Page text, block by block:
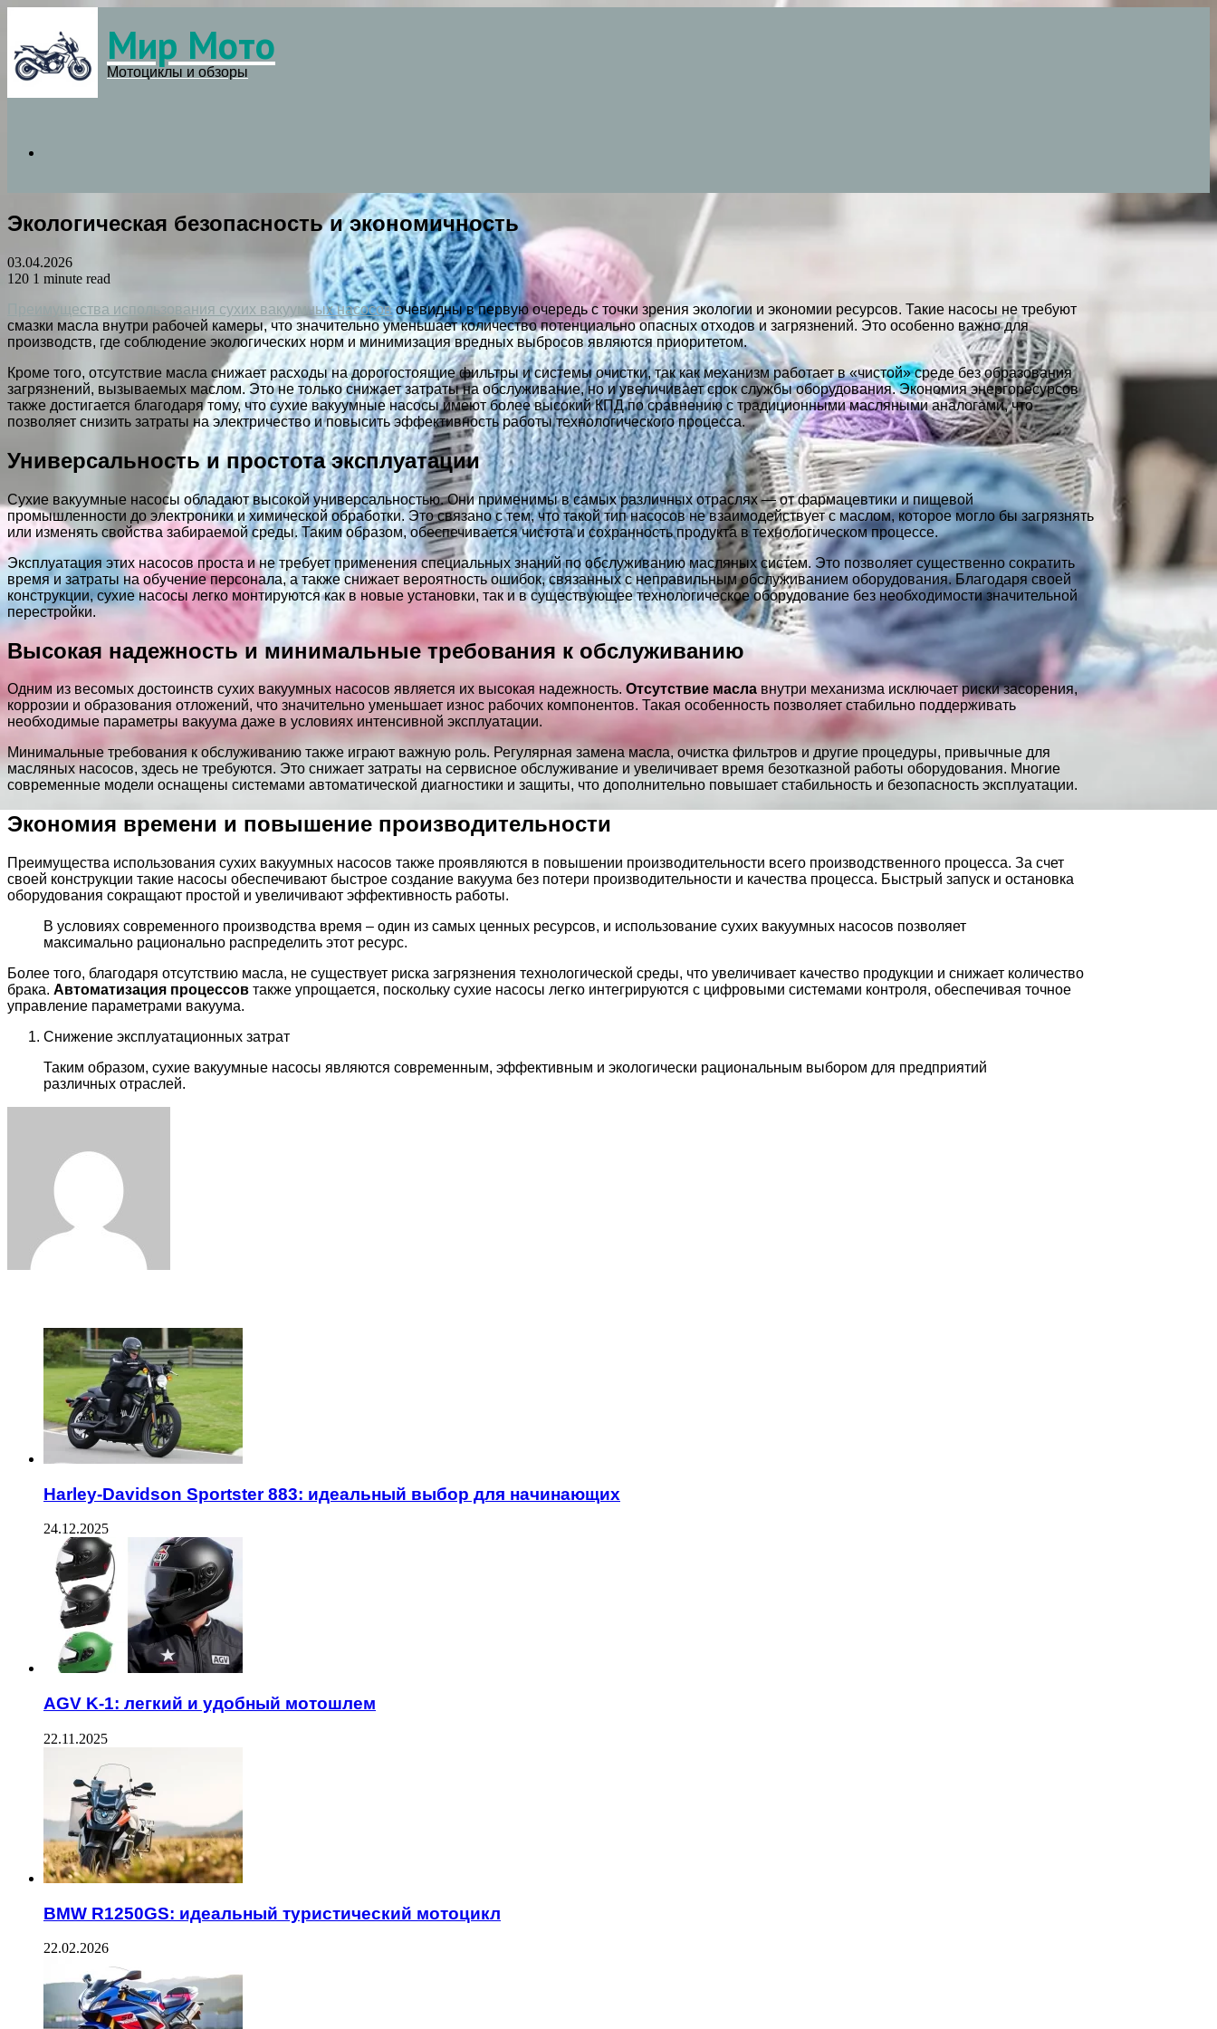
Menu Мир Мото
Мотоциклы и обзоры
for
Экологическая безопасность и экономичность
03.04.2026
120 1 minute read
Преимущества использования сухих вакуумных насосовочевидны в первую очередь с точки зрения экологии и экономии ресурсов. Такие насосы не требуют
смазки масла внутри рабочей камеры, что значительно уменьшает количество потенциально опасных отходов и загрязнений. Это особенно важно для
производств, где соблюдение экологических норм и минимизация вредных выбросов являются приоритетом.
Кроме того, отсутствие масла снижает расходы на дорогостоящие фильтры и системы очистки, так как механизм работает в «чистой» среде без образования
загрязнений, вызываемых маслом. Это не только снижает затраты на обслуживание, но и увеличивает срок службы оборудования. Экономия энергоресурсов
также достигается благодаря тому, что сухие вакуумные насосы имеют более высокий КПД по сравнению с традиционными масляными аналогами, что
позволяет снизить затраты на электричество и повысить эффективность работы технологического процесса.
Универсальность и простота эксплуатации
Сухие вакуумные насосы обладают высокой универсальностью. Они применимы в самых различных отраслях — от фармацевтики и пищевой
промышленности до электроники и химической обработки. Это связано с тем, что такой тип насосов не взаимодействует с маслом, которое могло бы загрязнять
или изменять свойства забираемой среды. Таким образом, обеспечивается чистота и сохранность продукта в технологическом процессе.
Эксплуатация этих насосов проста и не требует применения специальных знаний по обслуживанию масляных систем. Это позволяет существенно сократить
время и затраты на обучение персонала, а также снижает вероятность ошибок, связанных с неправильным обслуживанием оборудования. Благодаря своей
конструкции, сухие насосы легко монтируются как в новые установки, так и в существующее технологическое оборудование без необходимости значительной
перестройки.
Высокая надежность и минимальные требования к обслуживанию
Одним из весомых достоинств сухих вакуумных насосов является их высокая надежность. Отсутствие масла внутри механизма исключает риски засорения,
коррозии и образования отложений, что значительно уменьшает износ рабочих компонентов. Такая особенность позволяет стабильно поддерживать
необходимые параметры вакуума даже в условиях интенсивной эксплуатации.
Минимальные требования к обслуживанию также играют важную роль. Регулярная замена масла, очистка фильтров и другие процедуры, привычные для
масляных насосов, здесь не требуются. Это снижает затраты на сервисное обслуживание и увеличивает время безотказной работы оборудования. Многие
современные модели оснащены системами автоматической диагностики и защиты, что дополнительно повышает стабильность и безопасность эксплуатации.
Экономия времени и повышение производительности
Преимущества использования сухих вакуумных насосов также проявляются в повышении производительности всего производственного процесса. За счет
своей конструкции такие насосы обеспечивают быстрое создание вакуума без потери производительности и качества процесса. Быстрый запуск и остановка
оборудования сокращают простой и увеличивают эффективность работы.
В условиях современного производства время – один из самых ценных ресурсов, и использование сухих вакуумных насосов позволяет
максимально рационально распределить этот ресурс.
Более того, благодаря отсутствию масла, не существует риска загрязнения технологической среды, что увеличивает качество продукции и снижает количество
брака. Автоматизация процессов также упрощается, поскольку сухие насосы легко интегрируются с цифровыми системами контроля, обеспечивая точное
управление параметрами вакуума.
Снижение эксплуатационных затрат
Таким образом, сухие вакуумные насосы являются современным, эффективным и экологически рациональным выбором для предприятий
различных отраслей.
Harley-Davidson Sportster 883: идеальный выбор для начинающих
24.12.2025
AGV K-1: легкий и удобный мотошлем
22.11.2025
BMW R1250GS: идеальный туристический мотоцикл
22.02.2026